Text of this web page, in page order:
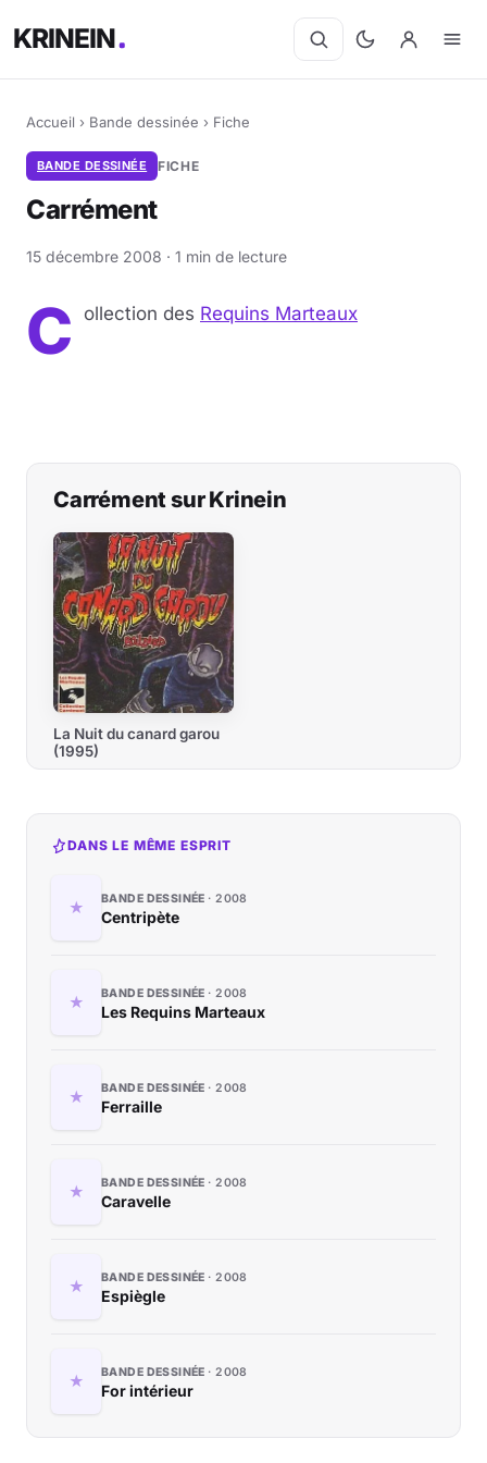
KRINEIN
Accueil › Bande dessinée › Fiche
BANDE DESSINÉE FICHE
Carrément
15 décembre 2008 · 1 min de lecture
C ollection des Requins Marteaux
Carrément sur Krinein
La Nuit du canard garou
(1995)
DANS LE MÊME ESPRIT
BANDE DESSINÉE 2008
Centripète
BANDE DESSINÉE 2008
Les Requins Marteaux
BANDE DESSINÉE 2008
Ferraille
BANDE DESSINÉE 2008
Caravelle
BANDE DESSINÉE 2008
Espiègle
BANDE DESSINÉE 2008
For intérieur